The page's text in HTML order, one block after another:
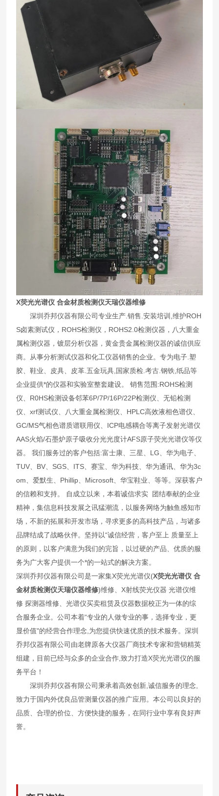
X荧光光谱仪 合金材质检测仪天瑞仪器维修
深圳乔邦仪器有限公司专业生产.销售.安装培训,维护ROH
S卤素测试仪，ROHS检测仪，ROHS2.0检测仪器，八大重金
属检测仪器，镀层分析仪器，黄金贵金属检测仪器的诚信供应
商。从事分析测试仪器和化工仪器销售的企业。专为电子.塑
胶、鞋业、皮具、皮革.五金玩具,国家质检.考古.钢铁,纸品等
企业提供*的仪器和实验室整套建设。 销售范围:ROHS检测
仪、R0HS检测设备邻苯6P/7P/16P/22P检测仪、无铅检测
仪、xrf测试仪、八大重金属检测仪、HPLC高效液相色谱仪、
GC/MS气相色谱质谱联用仪、ICP电感耦合等离子发射光谱仪
AAS火焰/石墨炉原子吸收分光光度计AFS原子荧光光谱仪等仪
器。 我们服务过的客户包括:富士康、三星、LG、华为电子、
TUV、BV、SGS、ITS、赛宝、华为科技、华为通讯、华为3c
om、爱默生、Phillip、Microsoft、华宝鞋业、等等。深获客户
的信赖和支持。 自成立以来，本着诚信求实 团结奉献的企业
精神，集信息科技发展之讯猛潮流，以服务网络为触鱼感知市
场，不新的拓展和开发市场，寻求更多的高科技产品，与诸多
品牌结成了战略伙伴。坚持以“诚信经营，客户至上 质量至上
的原则，以客户满意为我们的完旨，以过硬的产品、优质的服
务为广大客户提供一个*的一站式的解决方案。
深圳乔邦仪器有限公司是一家集X荧光光谱仪(X荧光光谱仪 合
金材质检测仪天瑞仪器维修)维修、X射线荧光仪器 光谱仪维
修 探测器维修、光谱仪买卖租赁及仪器数据校正为一体的综
合服务企业。公司本着“专业的人做专业的事，选择专业，更
显价值"的经营合作理念,为您提供快速优质的技术服务。深圳
乔邦仪器有限公司由老牌原各大仪器厂商技术专家和营销精英
组建，目前已经与众多的企业合作,致力打造X荧光光谱仪的服
务平台！
深圳乔邦仪器有限公司秉承着高效创新,诚信服务的理念,
致力于国内外优良品管测量仪器的推广应用。本公司以良好的
品质、合理的价位、方便快捷的服务，在同行业中享有良好声
誉。